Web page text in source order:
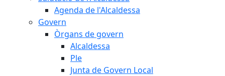
Agenda de l'Alcaldessa
Govern
Òrgans de govern
Alcaldessa
Ple
Junta de Govern Local